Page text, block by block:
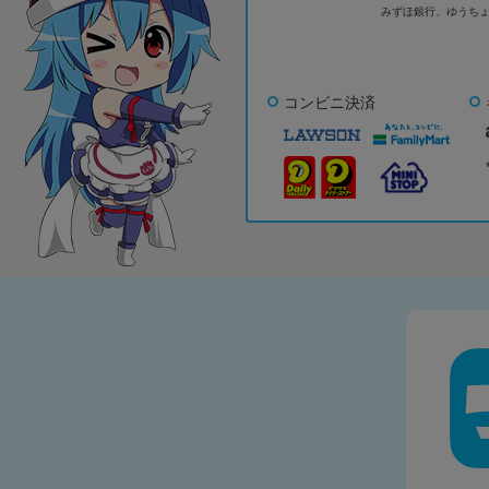
みずほ銀行、 ゆうち
コンビニ決済